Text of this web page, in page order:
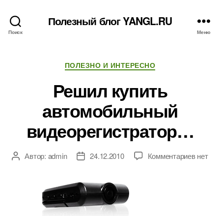
Поиск
Полезный блог YANGL.RU
Меню
Рубрики
ПОЛЕЗНО И ИНТЕРЕСНО
Решил купить
автомобильный
видеорегистратор…
АвторАвтор: admin
Дата24.12.2010 Комментариевк
нет